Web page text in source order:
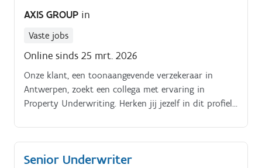
AXIS GROUP in
Vaste jobs
Online sinds 25 mrt. 2026
Onze klant, een toonaangevende verzekeraar in
Antwerpen, zoekt een collega met ervaring in
Property Underwriting. Herken jij jezelf in dit profiel
Senior Underwriter